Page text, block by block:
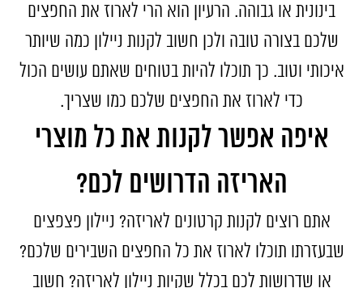
בינונית או גבוהה. הרעיון הוא הרי לארוז את החפצים
שלכם בצורה טובה ולכן חשוב לקנות ניילון כמה שיותר
איכותי וטוב. כך תוכלו להיות בטוחים שאתם עושים הכול
כדי לארוז את החפצים שלכם כמו שצריך.
איפה אפשר לקנות את כל מוצרי
האריזה הדרושים לכם?
אתם רוצים לקנות קרטונים לאריזה? ניילון פצפצים
שבעזרתו תוכלו לארוז את כל החפצים השבירים שלכם?
או שדרושות לכם בכלל שקיות ניילון לאריזה? חשוב